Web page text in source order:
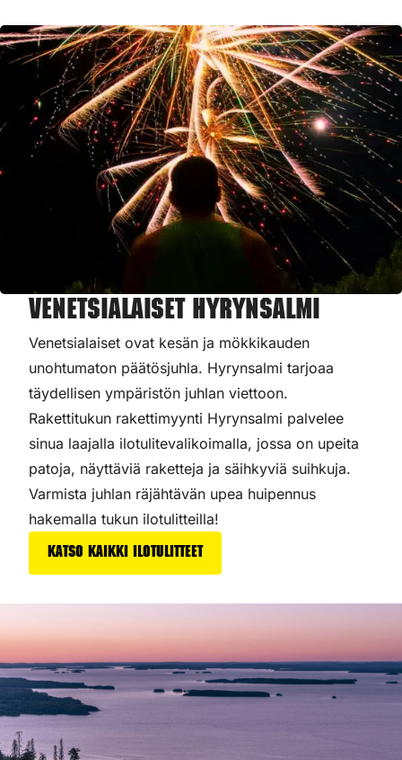
Venetsialaiset Hyrynsalmi
Venetsialaiset ovat kesän ja mökkikauden
unohtumaton päätösjuhla. Hyrynsalmi tarjoaa
täydellisen ympäristön juhlan viettoon.
Rakettitukun rakettimyynti Hyrynsalmi palvelee
sinua laajalla ilotulitevalikoimalla, jossa on upeita
patoja, näyttäviä raketteja ja säihkyviä suihkuja.
Varmista juhlan räjähtävän upea huipennus
hakemalla tukun ilotulitteilla!
Katso kaikki ilotulitteet